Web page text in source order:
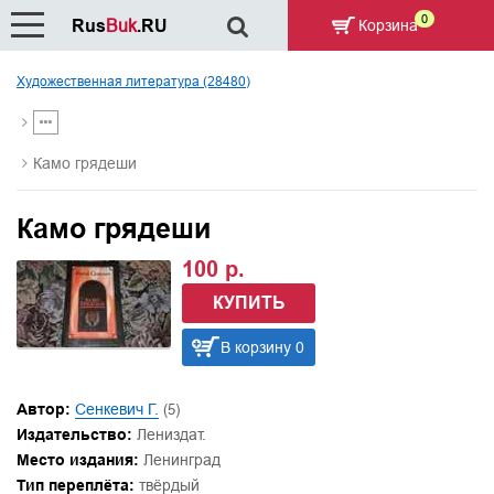
Художественная литература (28480)
Камо грядеши
Камо грядеши
100 р.
КУПИТЬ
В корзину 0
Автор: Сенкевич Г. (5)
Издательство: Лениздат.
Место издания: Ленинград
Тип переплёта: твёрдый
RusBuk.RU Корзина 0